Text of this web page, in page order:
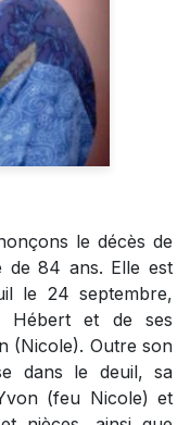
le décès de
de 84 ans. Elle est
le 24 septembre,
Hébert et de ses
(Nicole). Outre son
dans le deuil, sa
(feu Nicole) et